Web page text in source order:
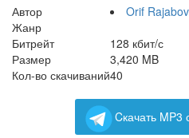
Автор
Orif Rajabov
Жанр
Битрейт
128 кбит/с
Размер
3,420 MB
Кол-во скачиваний40
Cкачать MP3